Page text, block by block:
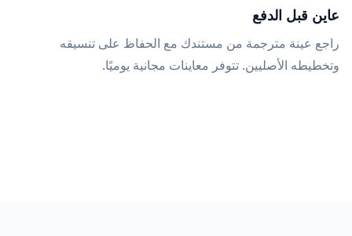
عاين قبل الدفع
راجع عينة مترجمة من مستندك مع الحفاظ على تنسيقه
وتخطيطه الأصليين. تتوفر معاينات مجانية يوميًا.